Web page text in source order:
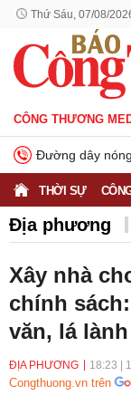
Thứ Sáu, 07/08/
CÔNG THƯƠNG
Đường dây
THỜI SỰ
Địa phương
Xây nhà
chính
văn, lá
ĐỊA PHƯƠNG 18:23
Congthuong.vn trên